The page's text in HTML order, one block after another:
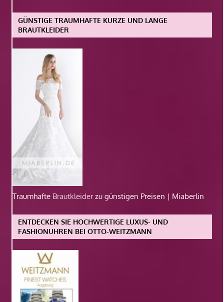
GÜNSTIGE TRAUMHAFTE KURZE UND LANGE
BRAUTKLEIDER
Traumhafte Brautkleiderzu günstigen Preisen | Miaberlin
ENTDECKEN SIE HOCHWERTIGE LUXUS- UND
FASHIONUHREN BEI OTTO-WEITZMANN